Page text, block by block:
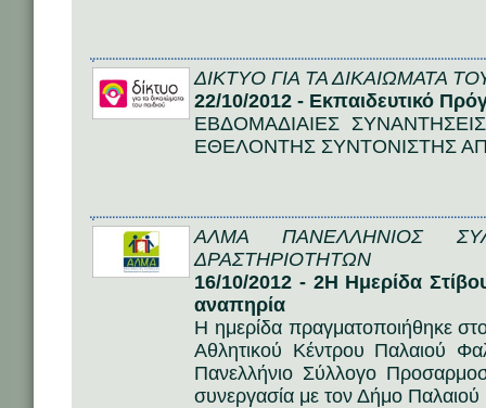
ΔΙΚΤΥΟ ΓΙΑ ΤΑ ΔΙΚΑΙΩΜΑΤΑ
22/10/2012 - Εκπαιδευτικό
ΕΒΔΟΜΑΔΙΑΙΕΣ
ΕΘΕΛΟΝΤΗΣ ΣΥΝΤΟΝΙΣΤΗΣ
ΑΛΜΑ ΠΑΝΕΛΛΗΝΙΟΣ
ΔΡΑΣΤΗΡΙΟΤΗΤΩΝ
16/10/2012 - 2Η Ημερίδα
αναπηρία
Η ημερίδα πραγματοποιήθηκε
Αθλητικού Κέντρου Παλαιού
Πανελλήνιο Σύλλογο
συνεργασία με τον Δήμο